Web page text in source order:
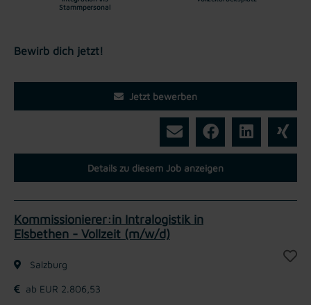
Stammpersonal
Bewirb dich jetzt!
Jetzt bewerben
Details zu diesem Job anzeigen
Kommissionierer:in Intralogistik in
Elsbethen - Vollzeit (m/w/d)
Salzburg
ab EUR 2.806,53